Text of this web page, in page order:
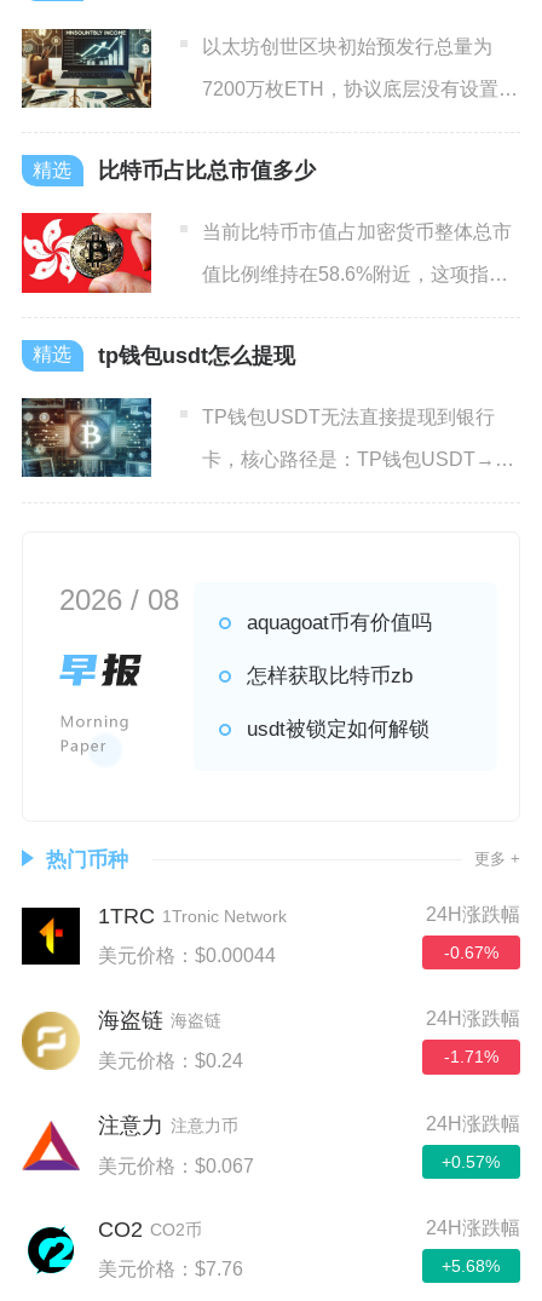
以太坊创世区块初始预发行总量为
7200万枚ETH，协议底层没有设置永
久发行上限，流通总量会
比特币占比总市值多少
当前比特币市值占加密货币整体总市
值比例维持在58.6%附近，这项指标
在币圈通常被称作比特币
tp钱包usdt怎么提现
TP钱包USDT无法直接提现到银行
卡，核心路径是：TP钱包USDT→中
心化交易所（币安/欧
2026 / 08
aquagoat币有价值吗
怎样获取比特币zb
usdt被锁定如何解锁
热门币种 更多 +
1TRC 1Tronic Network
美元价格：$0.00044
24H涨跌幅
-0.67%
海盗链 海盗链
美元价格：$0.24
24H涨跌幅
-1.71%
注意力 注意力币
美元价格：$0.067
24H涨跌幅
+0.57%
CO2 CO2币
美元价格：$7.76
24H涨跌幅
+5.68%